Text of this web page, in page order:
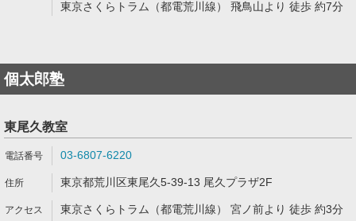
東京さくらトラム（都電荒川線） 飛鳥山より 徒歩 約7分
個太郎塾
東尾久教室
03-6807-6220
東京都荒川区東尾久5-39-13 尾久プラザ2F
東京さくらトラム（都電荒川線） 宮ノ前より 徒歩 約3分